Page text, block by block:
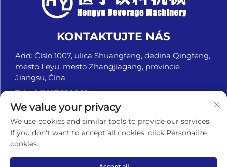
KONTAKTUJTE NÁS
Add: Číslo 1007, ulica Shuangfeng, dedina Qingfeng,
mesto Leyu, mesto Zhangjiagang, provincie
Jiangsu, Čína
Tel.:+8618151580069
E-mail: [email protected]
Autorské práva © Zhangjiagang Hengyu Beverage
We value your privacy
We use cookies and similar tools to provide our services.
If you don't want to accept all cookies, click Personalize
cookies.